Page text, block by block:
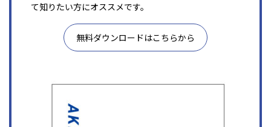
て知りたい方にオススメです。
無料ダウンロードはこちらから